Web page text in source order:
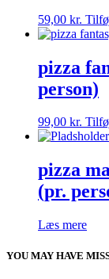
59,00 kr.
pizza
person)
99,00 kr.
pizza
(pr.
Læs mere
YOU MAY HAVE